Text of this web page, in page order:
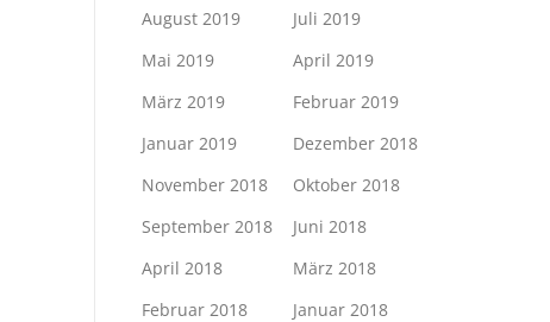
August 2019
Juli 2019
Mai 2019
April 2019
März 2019
Februar 2019
Januar 2019
Dezember 2018
November 2018
Oktober 2018
September 2018
Juni 2018
April 2018
März 2018
Februar 2018
Januar 2018